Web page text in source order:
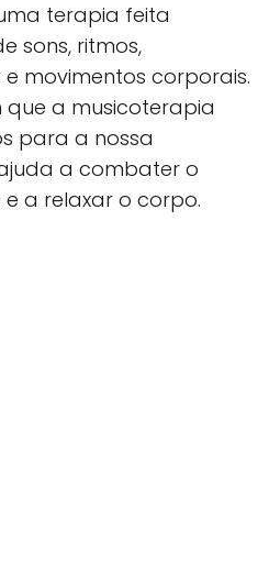
terapia feita
sons, ritmos,
movimentos corporais.
a musicoterapia
para a nossa
a combater o
a relaxar o corpo.